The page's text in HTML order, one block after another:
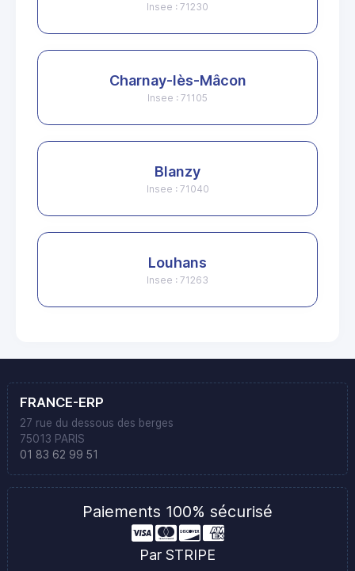
Insee : 71230
Charnay-lès-Mâcon
Insee : 71105
Blanzy
Insee : 71040
Louhans
Insee : 71263
FRANCE-ERP
27 rue du dessous des berges
75013 PARIS
01 83 62 99 51
Paiements 100% sécurisé
Par STRIPE